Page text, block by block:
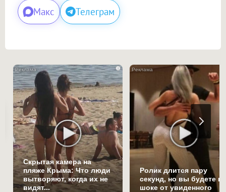
Макс Телеграм
i
Скрытая камера на
пляже Крыма: Что люди
вытворяют, когда их не
видят...
Ролик длится пару
секунд, но вы будете в
шоке от увиденного